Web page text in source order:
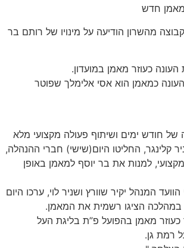
חדש
מהשרון הודיעה על מינויו של רותם בר
כמאמן הוא אסי אלימלך שפוטר
חודש ימים ושיתוף פעולה מקצועי מלא
קלינגר, החליטו היום(שישי) חברי ההנהלה,
למנות את בר יוסף למאמן באופן
המנהל יקיר שוורץ ושניר לוי, ערכו היום
הציגו רשמית את המאמן.
מאמן בהפועל פ”ת בליגת העל
רמת גן.